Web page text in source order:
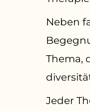
Neben
Thema,
Jeder